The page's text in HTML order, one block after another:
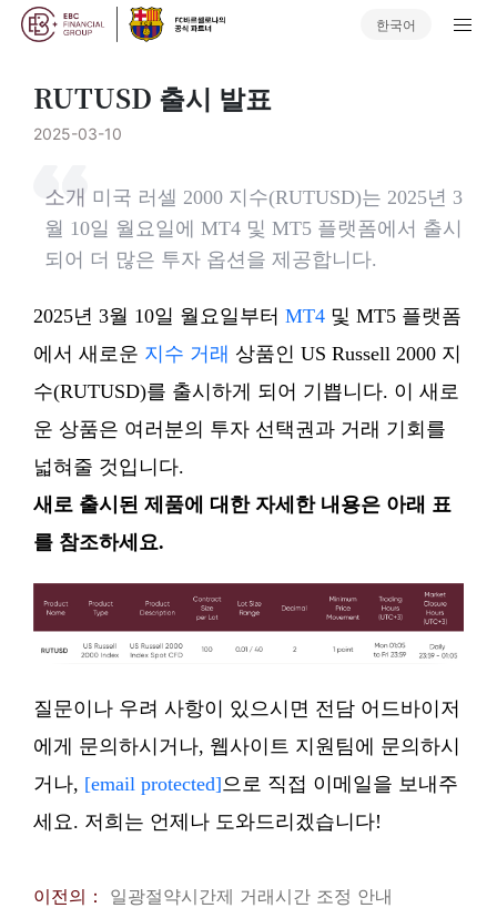
한국어
RUTUSD 출시 발표
2025-03-10
소개 미국 러셀 2000 지수(RUTUSD)는 2025년 3
월 10일 월요일에 MT4 및 MT5 플랫폼에서 출시
되어 더 많은 투자 옵션을 제공합니다.
2025년 3월 10일 월요일부터MT4 및 MT5 플랫폼
에서 새로운 지수 거래 상품인 US Russell 2000 지
수(RUTUSD)를 출시하게 되어 기쁩니다. 이 새로
운 상품은 여러분의 투자 선택권과 거래 기회를
넓혀줄 것입니다.
새로 출시된 제품에 대한 자세한 내용은 아래 표
를 참조하세요.
질문이나 우려 사항이 있으시면 전담 어드바이저
에게 문의하시거나, 웹사이트 지원팀에 문의하시
거나, [email protected] 으로 직접 이메일을 보내주
세요. 저희는 언제나 도와드리겠습니다!
이전의： 일광절약시간제 거래시간 조정 안내